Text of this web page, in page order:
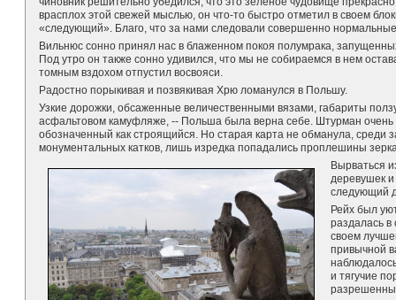
врасплох этой свежей мыслью, он что-то быстро отметил в своем
«следующий». Благо, что за нами следовали совершенно
Вильнюс сонно принял нас в блаженном покоя полумрака,
Под утро он также сонно удивился, что мы не собираемся в нем
томным вздохом отпустил восвояси.
Радостно порыкивая и позвякивая Хрю ломанулся в Польшу.
Узкие дорожки, обсаженные величественными вязами, габариты
асфальтовом камуфляже, -- Польша была верна себе. Штурман
обозначенный как строящийся. Но старая карта не обманула, среди
монументальных катков, лишь изредка попадались проплешины
Вырваться
деревушек и
следующий
Рейх был
раздалась в
своем
привычной
и тягучие